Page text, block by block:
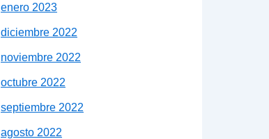
enero 2023
diciembre 2022
noviembre 2022
octubre 2022
septiembre 2022
agosto 2022